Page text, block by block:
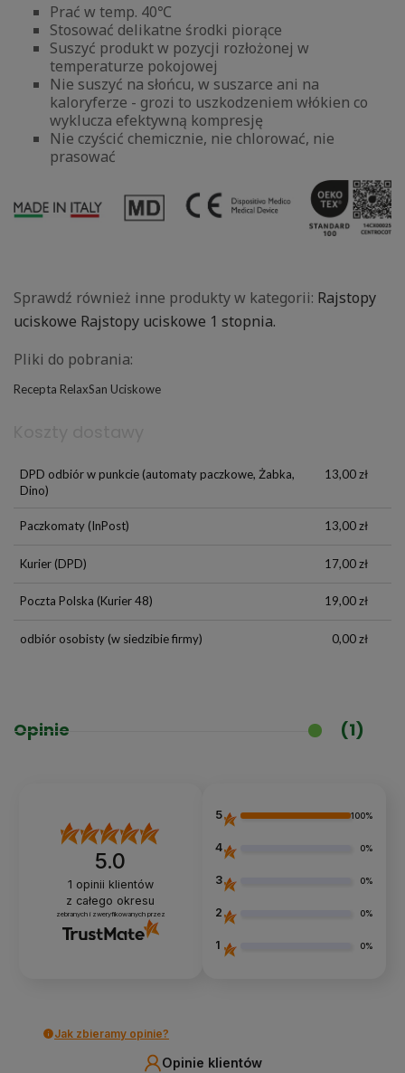
Prać w temp. 40℃
Stosować delikatne środki piorące
Suszyć produkt w pozycji rozłożonej w
temperaturze pokojowej
Nie suszyć na słońcu, w suszarce ani na
kaloryferze - grozi to uszkodzeniem włókien co
wyklucza efektywną kompresję
Nie czyścić chemicznie, nie chlorować, nie
prasować
Sprawdź również inne produkty w kategorii: Rajstopy
uciskowe Rajstopy uciskowe 1 stopnia.
Pliki do pobrania:
Recepta RelaxSan Uciskowe
DPD odbiór w punkcie(automaty paczkowe, Żabka,
Dino)
13,00 zł
Paczkomaty(InPost) 13,00 zł
Kurier(DPD) 17,00 zł
Poczta Polska (Kurier 48) 19,00 zł
odbiór osobisty(w siedzibie firmy) 0,00 zł
Opinie (1)
5.0
1 opinii klientów
z całego okresu
zebranych i zweryfikowanych przez
5 100%
4 0%
3 0%
2 0%
1 0%
Jak zbieramy opinie?
Opinie klientów